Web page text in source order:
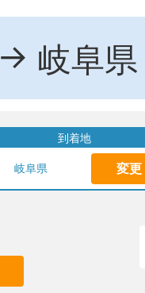
→ 岐阜県
到着地
岐阜県 変更